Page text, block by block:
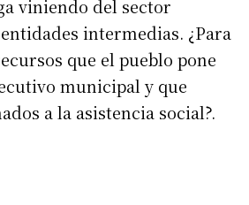
viniendo del sector
intermedias. ¿Para
que el pueblo pone
municipal y que
a la asistencia social?.